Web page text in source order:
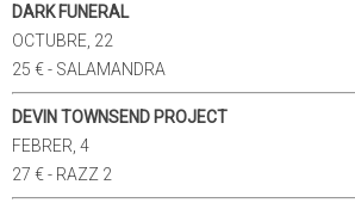
DARK FUNERAL
OCTUBRE, 22
25 € - SALAMANDRA
DEVIN TOWNSEND PROJECT
FEBRER, 4
27 € - RAZZ 2